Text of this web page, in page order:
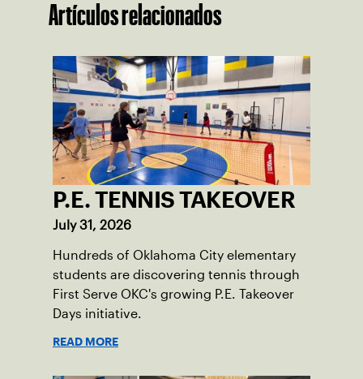
Artículos relacionados
P.E. TENNIS TAKEOVER
July 31, 2026
Hundreds of Oklahoma City elementary
students are discovering tennis through
First Serve OKC's growing P.E. Takeover
Days initiative.
READ MORE